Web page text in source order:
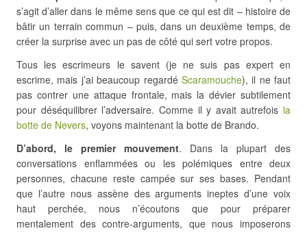
s’agit d’aller dans le même sens que ce qui est dit – histoire de
bâtir un terrain commun – puis, dans un deuxième temps, de
créer la surprise avec un pas de côté qui sert votre propos.
Tous les escrimeurs le savent (je ne suis pas expert en
escrime, mais j’ai beaucoup regardé Scaramouche), il ne faut
pas contrer une attaque frontale, mais la dévier subtilement
pour déséquilibrer l’adversaire. Comme il y avait autrefois la
botte de Nevers, voyons maintenant la botte de Brando.
D’abord, le premier mouvement. Dans la plupart des
conversations enflammées ou les polémiques entre deux
personnes, chacune reste campée sur ses bases. Pendant
que l’autre nous assène des arguments ineptes d’une voix
haut perchée, nous n’écoutons que pour préparer
mentalement des contre-arguments, que nous imposerons